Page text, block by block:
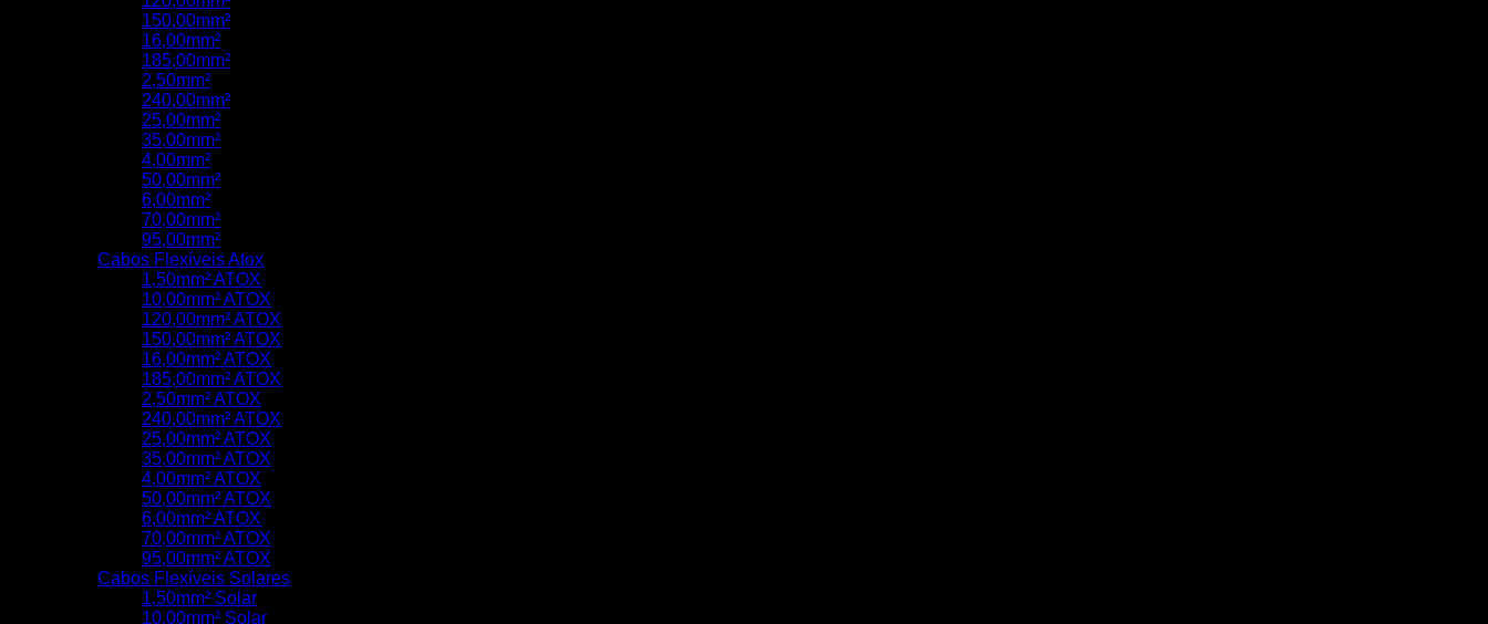
150,00mm²
16,00mm²
185,00mm²
2,50mm²
240,00mm²
25,00mm²
35,00mm²
4,00mm²
50,00mm²
6,00mm²
70,00mm²
95,00mm²
Cabos Flexíveis Atox
1,50mm² ATOX
10,00mm² ATOX
120,00mm² ATOX
150,00mm² ATOX
16,00mm² ATOX
185,00mm² ATOX
2,50mm² ATOX
240,00mm² ATOX
25,00mm² ATOX
35,00mm² ATOX
4,00mm² ATOX
50,00mm² ATOX
6,00mm² ATOX
70,00mm² ATOX
95,00mm² ATOX
Cabos Flexíveis Solares
1,50mm² Solar
10,00mm² Solar